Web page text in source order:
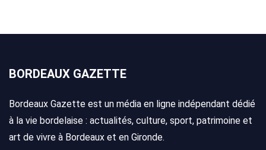
BORDEAUX GAZETTE
Bordeaux Gazette est un média en ligne indépendant dédié
à la vie bordelaise : actualités, culture, sport, patrimoine et
art de vivre à Bordeaux et en Gironde.